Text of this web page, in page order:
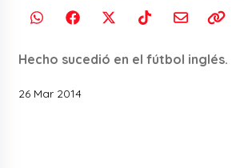
Hecho sucedió en el fútbol inglés.
26 Mar 2014